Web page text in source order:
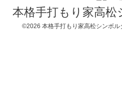
本格手打もり家高
©2026 本格手打もり家高松シンボル